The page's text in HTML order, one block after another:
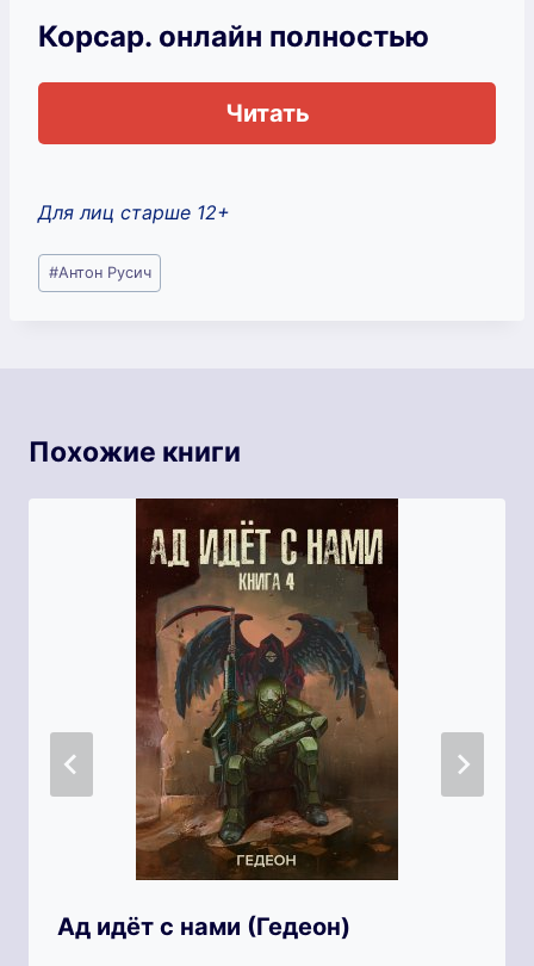
Корсар. онлайн полностью
Читать
Для лиц старше 12+
Метки
записи:
#Антон Русич
Похожие книги
Ад идёт с нами (Гедеон)